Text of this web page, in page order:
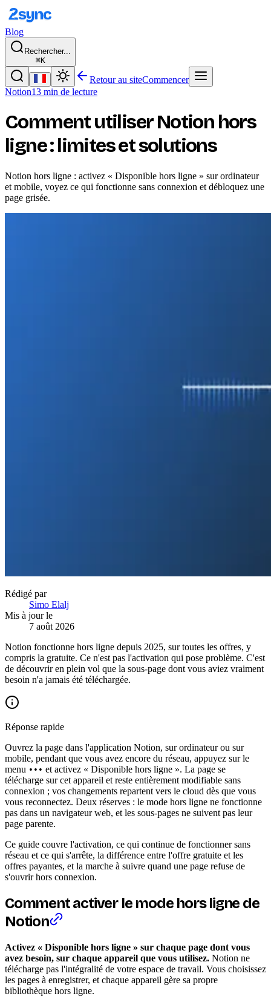
Blog
Rechercher...
⌘K
Retour au siteCommencer
Notion13 min de lecture
Comment utiliser Notion hors
ligne : limites et solutions
Notion hors ligne : activez « Disponible hors ligne » sur ordinateur
et mobile, voyez ce qui fonctionne sans connexion et débloquez une
page grisée.
Rédigé par
Simo Elalj
Mis à jour le
7 août 2026
Notion fonctionne hors ligne depuis 2025, sur toutes les offres, y
compris la gratuite. Ce n'est pas l'activation qui pose problème. C'est
de découvrir en plein vol que la sous-page dont vous aviez vraiment
besoin n'a jamais été téléchargée.
Réponse rapide
Ouvrez la page dans l'application Notion, sur ordinateur ou sur
mobile, pendant que vous avez encore du réseau, appuyez sur le
menu ••• et activez « Disponible hors ligne ». La page se
télécharge sur cet appareil et reste entièrement modifiable sans
connexion ; vos changements repartent vers le cloud dès que vous
vous reconnectez. Deux réserves : le mode hors ligne ne fonctionne
pas dans un navigateur web, et les sous-pages ne suivent pas leur
page parente.
Ce guide couvre l'activation, ce qui continue de fonctionner sans
réseau et ce qui s'arrête, la différence entre l'offre gratuite et les
offres payantes, et la marche à suivre quand une page refuse de
s'ouvrir hors connexion.
Comment activer le mode hors ligne de
Notion
Activez « Disponible hors ligne » sur chaque page dont vous
avez besoin, sur chaque appareil que vous utilisez. Notion ne
télécharge pas l'intégralité de votre espace de travail. Vous choisissez
les pages à enregistrer, et chaque appareil gère sa propre
bibliothèque hors ligne.